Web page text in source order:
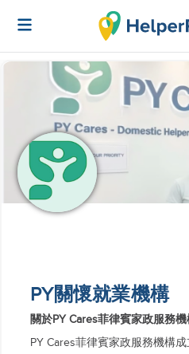
PY關懷就業機構
關於PY Cares菲律賓家政服務
PY Cares菲律賓家政服務機構